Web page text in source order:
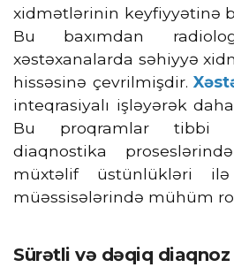
xidmətlərinin keyfiyyətinə
Bu baxımdan
xəstəxanalarda səhiyyə
hissəsinə çevrilmişdir.
inteqrasiyalı işləyərək
Bu proqramlar tibbi
diaqnostika
müxtəlif üstünlükləri
müəssisələrində mühüm
Sürətli və dəqiq diaqnoz